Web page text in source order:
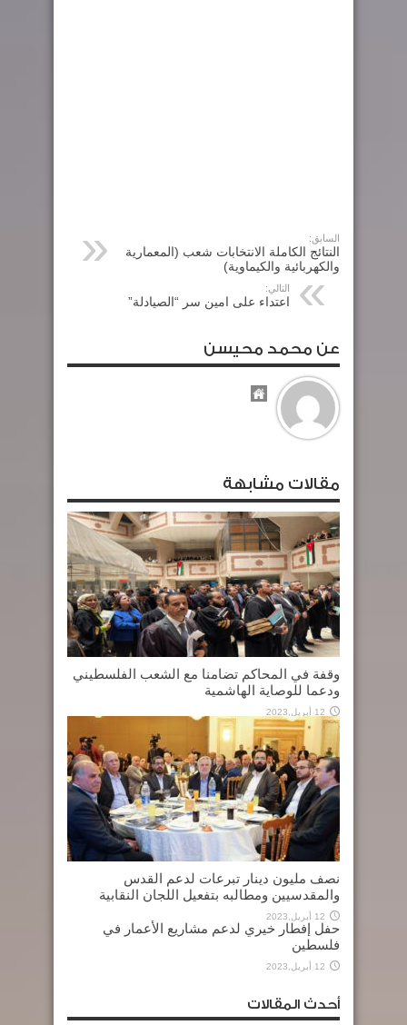
السابق:
النتائج الكاملة الانتخابات شعب (المعمارية
والكهربائية والكيماوية)
التالي:
اعتداء على امين سر “الصيادلة”
عن محمد محيسن
مقالات مشابهة
وقفة في المحاكم تضامنا مع الشعب الفلسطيني
ودعما للوصاية الهاشمية
12 أبريل,2023
نصف مليون دينار تبرعات لدعم القدس
والمقدسيين ومطالبه بتفعيل اللجان النقابية
12 أبريل,2023
حفل إفطار خيري لدعم مشاريع الأعمار في
فلسطين
12 أبريل,2023
أحدث المقالات